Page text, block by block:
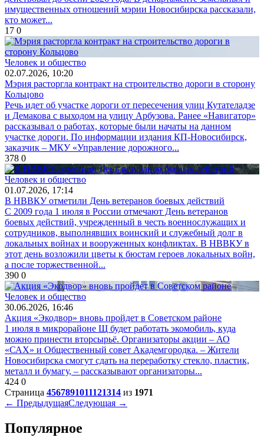
имущественных отношений мэрии Новосибирска рассказали,
кто может...
17 0
Человек и общество
02.07.2026, 10:20
Мэрия расторгла контракт на строительство дороги в сторону
Кольцово
Речь идет об участке дороги от пересечения улиц Кутателадзе
и Демакова с выходом на улицу Арбузова. Ранее «Навигатор»
рассказывал о работах, которые были начаты на данном
участке дороги. По информации издания КП-Новосибирск,
заказчик – МКУ «Управление дорожного...
378 0
Человек и общество
01.07.2026, 17:14
В НВВКУ отметили День ветеранов боевых действий
С 2009 года 1 июля в России отмечают День ветеранов
боевых действий, учрежденный в честь военнослужащих и
сотрудников, выполнявших воинский и служебный долг в
локальных войнах и вооруженных конфликтах. В НВВКУ в
этот день возложили цветы к бюстам героев локальных войн,
а после торжественной...
390 0
Человек и общество
30.06.2026, 16:46
Акция «Экодвор» вновь пройдет в Советском районе
1 июля в микрорайоне Щ будет работать экомобиль, куда
можно принести вторсырьё. Организаторы акции – АО
«САХ» и Общественный совет Академгородка. – Жители
Новосибирска смогут сдать на переработку стекло, пластик,
металл и бумагу, – рассказывают организаторы...
424 0
Страница 4567891011121314 из 1971
← ПредыдущаяСледующая →
Популярное